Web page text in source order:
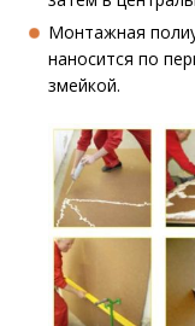
Монтажная
наносится по
змейкой.